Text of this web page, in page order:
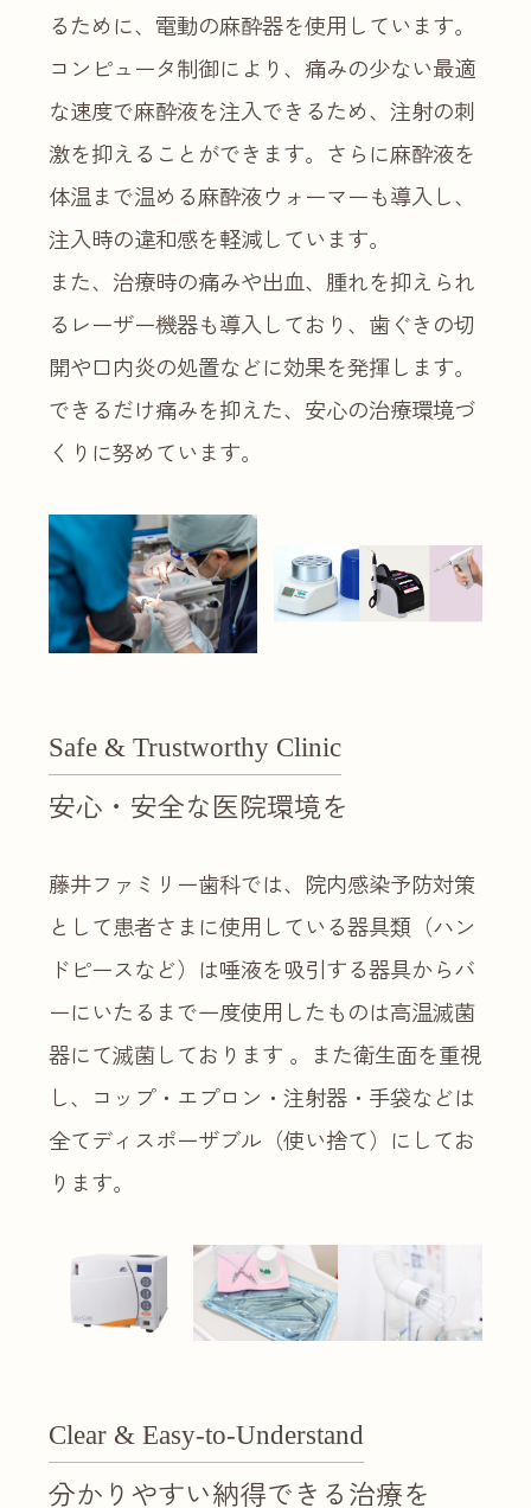
るために、電動の麻酔器を使用しています。
コンピュータ制御により、痛みの少ない最適
な速度で麻酔液を注入できるため、注射の刺
激を抑えることができます。さらに麻酔液を
体温まで温める麻酔液ウォーマーも導入し、
注入時の違和感を軽減しています。
また、治療時の痛みや出血、腫れを抑えられ
るレーザー機器も導入しており、歯ぐきの切
開や口内炎の処置などに効果を発揮します。
できるだけ痛みを抑えた、安心の治療環境づ
くりに努めています。
Safe & Trustworthy Clinic
安心・安全な医院環境を
藤井ファミリー歯科では、院内感染予防対策
として患者さまに使用している器具類（ハン
ドピースなど）は唾液を吸引する器具からバ
ーにいたるまで一度使用したものは高温滅菌
器にて滅菌しております 。また衛生面を重視
し、コップ・エプロン・注射器・手袋などは
全てディスポーザブル（使い捨て）にしてお
ります。
Clear & Easy-to-Understand
分かりやすい納得できる治療を